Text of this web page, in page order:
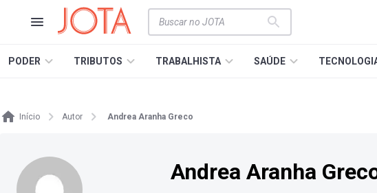
PODER TRIBUTOS TRABALHISTA SAÚDE
Início Autor Andrea Aranha Greco
Andrea Aranha